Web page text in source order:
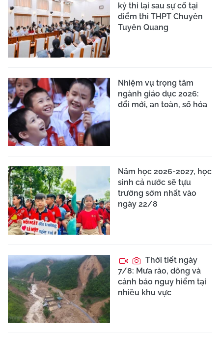
kỳ thi lại sau sự cố tại
điểm thi THPT Chuyên
Tuyên Quang
Nhiệm vụ trọng tâm
ngành giáo dục 2026:
đổi mới, an toàn, số hóa
Năm học 2026-2027, học
sinh cả nước sẽ tựu
trường sớm nhất vào
ngày 22/8
Thời tiết ngày
7/8: Mưa rào, dông và
cảnh báo nguy hiểm tại
nhiều khu vực